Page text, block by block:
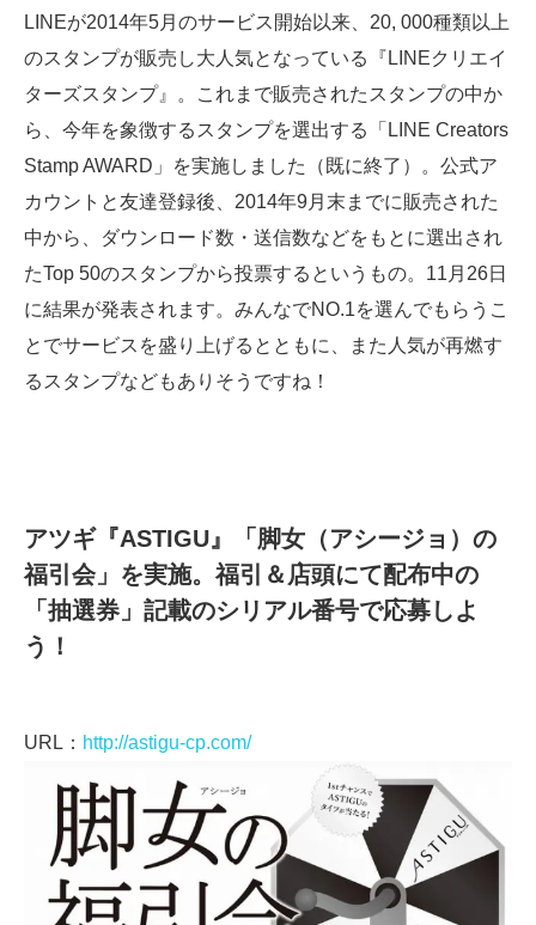
LINEが2014年5月のサービス開始以来、20, 000種類以上
のスタンプが販売し大人気となっている『LINEクリエイ
ターズスタンプ』。これまで販売されたスタンプの中か
ら、今年を象徴するスタンプを選出する「LINE Creators
Stamp AWARD」を実施しました（既に終了）。公式ア
カウントと友達登録後、2014年9月末までに販売された
中から、ダウンロード数・送信数などをもとに選出され
たTop 50のスタンプから投票するというもの。11月26日
に結果が発表されます。みんなでNO.1を選んでもらうこ
とでサービスを盛り上げるとともに、また人気が再燃す
るスタンプなどもありそうですね！
アツギ『ASTIGU』「脚女（アシージョ）の
福引会」を実施。福引＆店頭にて配布中の
「抽選券」記載のシリアル番号で応募しよ
う！
URL： http://astigu-cp.com/